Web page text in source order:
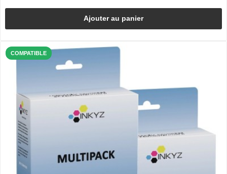
Ajouter au panier
COMPATIBLE